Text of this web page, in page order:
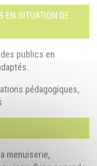
EN SITUATION DE
publics en
pédagogiques,
menuiserie,